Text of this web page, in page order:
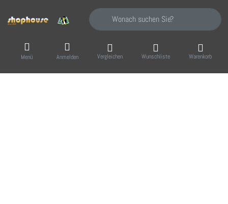
Geben Sie einen Suchbegriff ein. Während
Menü Anmelden Vergleichen Wunschliste Warenkorb